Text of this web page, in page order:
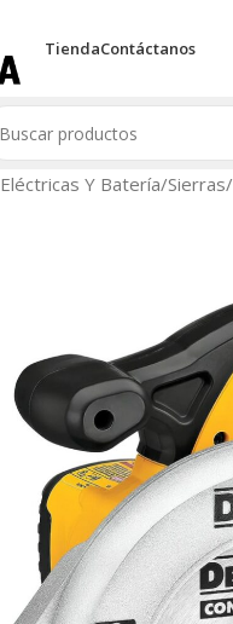
TiendaContáctanos
Eléctricas Y Batería/Sierras/